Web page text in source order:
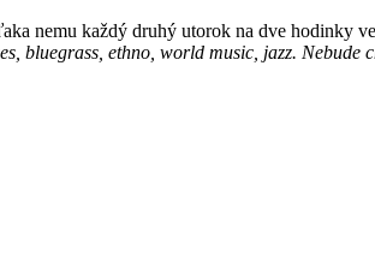
nemu každý druhý utorok na dve hodinky
bluegrass, ethno, world music, jazz.